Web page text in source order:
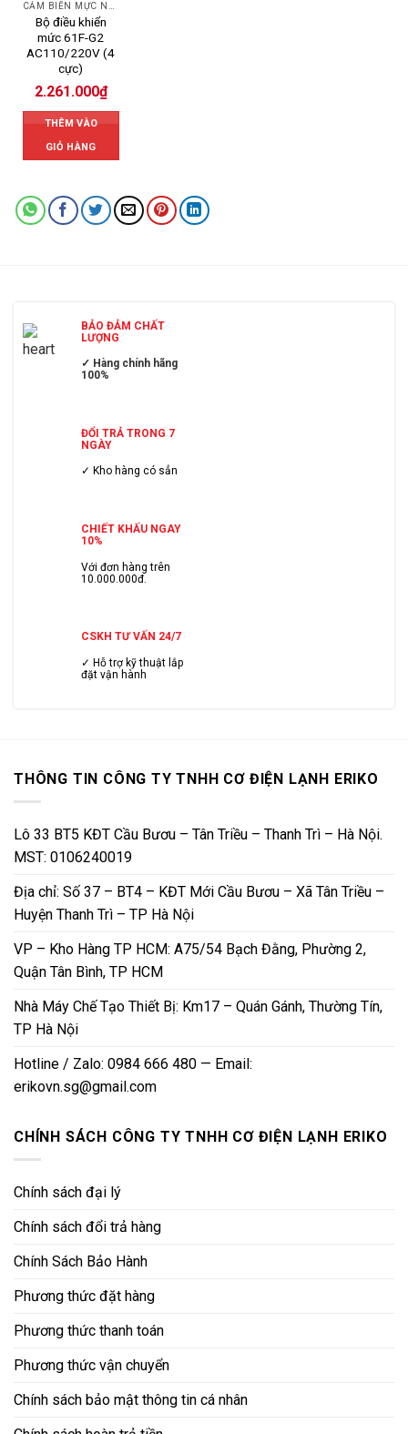
CẢM BIẾN MỰC NƯỚC OMRON
Bộ điều khiển
mức 61F-G2
AC110/220V (4
cực)
2.261.000₫
THÊM VÀO
GIỎ HÀNG
BẢO ĐẢM CHẤT
LƯỢNG
✓ Hàng chính hãng
100%
ĐỔI TRẢ TRONG 7
NGÀY
✓ Kho hàng có sẳn
CHIẾT KHẤU NGAY
10%
Với đơn hàng trên
10.000.000đ.
CSKH TƯ VẤN 24/7
✓ Hỗ trợ kỹ thuật lắp
đặt vận hành
THÔNG TIN CÔNG TY TNHH CƠ ĐIỆN LẠNH ERIKO
Lô 33 BT5 KĐT Cầu Bươu – Tân Triều – Thanh Trì – Hà Nội.
MST: 0106240019
Địa chỉ: Số 37 – BT4 – KĐT Mới Cầu Bươu – Xã Tân Triều –
Huyện Thanh Trì – TP Hà Nội
VP – Kho Hàng TP HCM: A75/54 Bạch Đằng, Phường 2,
Quận Tân Bình, TP HCM
Nhà Máy Chế Tạo Thiết Bị: Km17 – Quán Gánh, Thường Tín,
TP Hà Nội
Hotline / Zalo: 0984 666 480 — Email:
erikovn.sg@gmail.com
CHÍNH SÁCH CÔNG TY TNHH CƠ ĐIỆN LẠNH ERIKO
Chính sách đại lý
Chính sách đổi trả hàng
Chính Sách Bảo Hành
Phương thức đặt hàng
Phương thức thanh toán
Phương thức vận chuyển
Chính sách bảo mật thông tin cá nhân